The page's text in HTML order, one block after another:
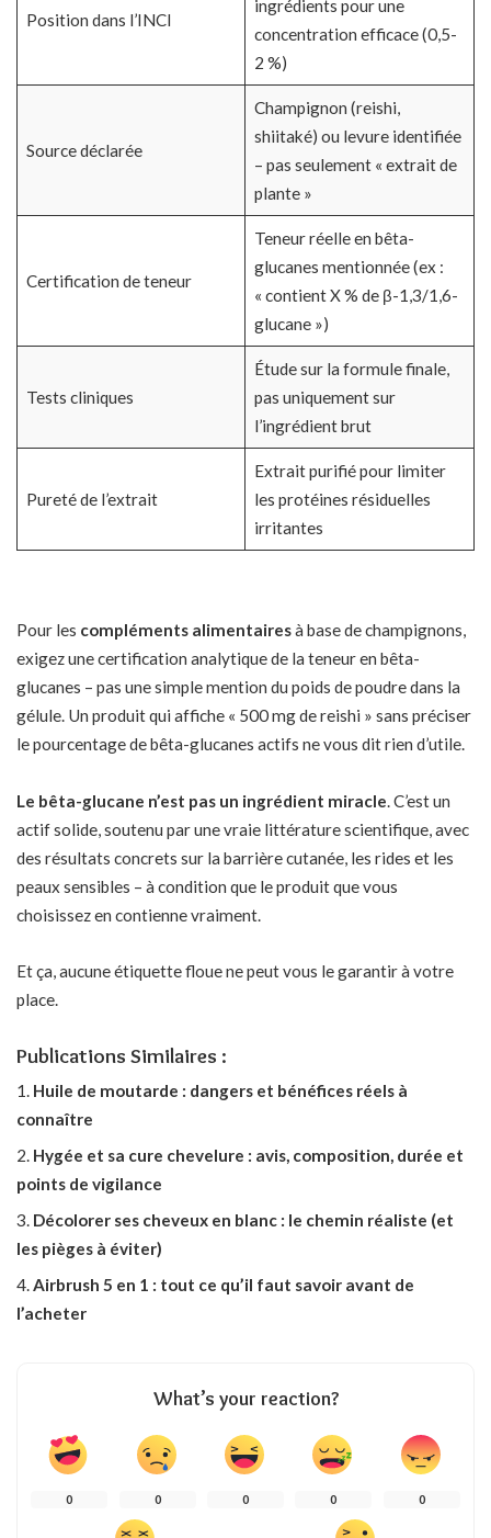
Position dans l’INCI
ingrédients pour une
concentration efficace (0,5-
2 %)
Source déclarée
Champignon (reishi,
shiitaké) ou levure identifiée
– pas seulement « extrait de
plante »
Certification de teneur
Teneur réelle en bêta-
glucanes mentionnée (ex :
« contient X % de β-1,3/1,6-
glucane »)
Tests cliniques
Étude sur la formule finale,
pas uniquement sur
l’ingrédient brut
Pureté de l’extrait
Extrait purifié pour limiter
les protéines résiduelles
irritantes
Pour les compléments alimentairesà base de champignons,
exigez une certification analytique de la teneur en bêta-
glucanes – pas une simple mention du poids de poudre dans la
gélule. Un produit qui affiche « 500 mg de reishi » sans préciser
le pourcentage de bêta-glucanes actifs ne vous dit rien d’utile.
Le bêta-glucane n’est pas un ingrédient miracle. C’est un
actif solide, soutenu par une vraie littérature scientifique, avec
des résultats concrets sur la barrière cutanée, les rides et les
peaux sensibles – à condition que le produit que vous
choisissez en contienne vraiment.
Et ça, aucune étiquette floue ne peut vous le garantir à votre
place.
Publications Similaires :
Huile de moutarde : dangers et bénéfices réels à
connaître
Hygée et sa cure chevelure : avis, composition, durée et
points de vigilance
Décolorer ses cheveux en blanc : le chemin réaliste (et
les pièges à éviter)
Airbrush 5 en 1 : tout ce qu’il faut savoir avant de
l’acheter
What’s your reaction?
0 0 0 0 0